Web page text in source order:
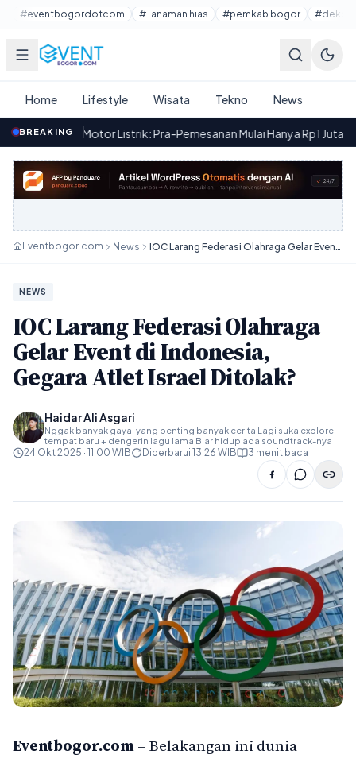
Lewati ke konten utama
#eventbogordotcom #Tanaman hias #pemkab bogor
Home Lifestyle Wisata Tekno News
BREAKING
Listrik: Pra-Pemesanan Mulai Hanya Rp1 Juta· 16.43Yadea
Eventbogor.com News IOC Larang Federasi Olahraga Gelar Event di Indonesia, Gegara Atlet Israel Ditolak?
NEWS
IOC Larang Federasi Olahraga
Gelar Event di Indonesia,
Gegara Atlet Israel Ditolak?
Haidar Ali Asgari
Nggak banyak gaya, yang penting banyak cerita Lagi suka explore
tempat baru + dengerin lagu lama Biar hidup ada soundtrack-nya
24 Okt 2025 · 11.00 WIB Diperbarui 13.26 WIB 3 menit baca
Eventbogor.com– Belakangan ini dunia